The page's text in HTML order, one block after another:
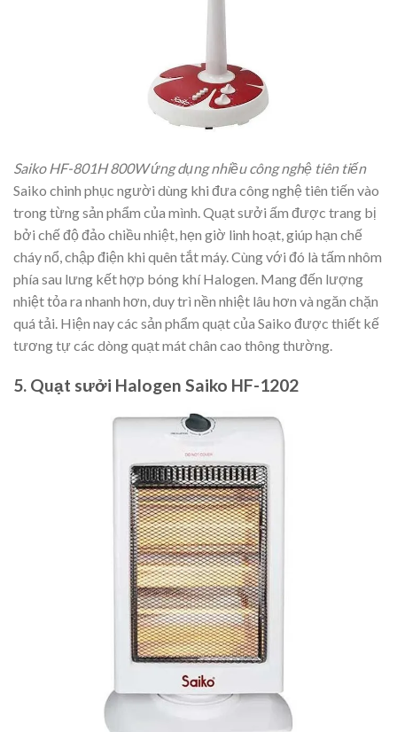
Saiko HF-801H 800W ứng dụng nhiều công nghệ tiên tiến
Saiko chinh phục người dùng khi đưa công nghệ tiên tiến vào
trong từng sản phẩm của mình. Quạt sưởi ấm được trang bị
bởi chế độ đảo chiều nhiệt, hẹn giờ linh hoạt, giúp hạn chế
cháy nổ, chập điện khi quên tắt máy. Cùng với đó là tấm nhôm
phía sau lưng kết hợp bóng khí Halogen. Mang đến lượng
nhiệt tỏa ra nhanh hơn, duy trì nền nhiệt lâu hơn và ngăn chặn
quá tải. Hiện nay các sản phẩm quạt của Saiko được thiết kế
tương tự các dòng quạt mát chân cao thông thường.
5. Quạt sưởi Halogen Saiko HF-1202